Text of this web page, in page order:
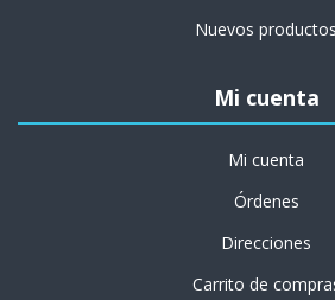
Nuevos productos
Mi cuenta
Mi cuenta
Órdenes
Direcciones
Carrito de